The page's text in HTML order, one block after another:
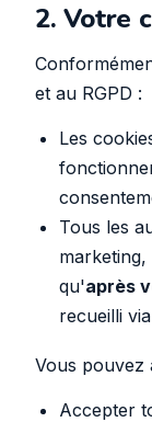
2. Votre
et au RGPD :
Les
Tous les
qu'après
recueilli
Vous pouvez
Accepter